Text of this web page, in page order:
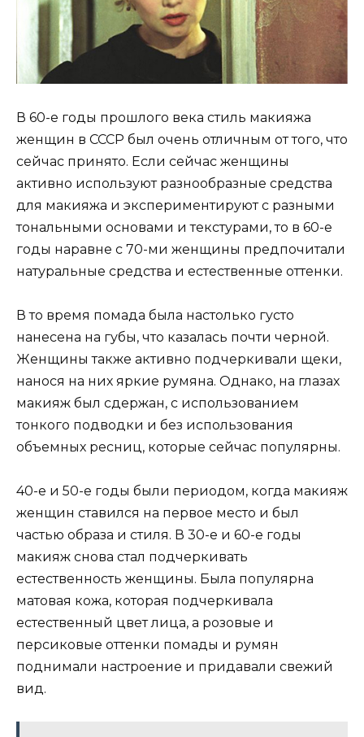
В 60-е годы прошлого века стиль макияжа
женщин в СССР был очень отличным от того, что
сейчас принято. Если сейчас женщины
активно используют разнообразные средства
для макияжа и экспериментируют с разными
тональными основами и текстурами, то в 60-е
годы наравне с 70-ми женщины предпочитали
натуральные средства и естественные оттенки.
В то время помада была настолько густо
нанесена на губы, что казалась почти черной.
Женщины также активно подчеркивали щеки,
нанося на них яркие румяна. Однако, на глазах
макияж был сдержан, с использованием
тонкого подводки и без использования
объемных ресниц, которые сейчас популярны.
40-е и 50-е годы были периодом, когда макияж
женщин ставился на первое место и был
частью образа и стиля. В 30-е и 60-е годы
макияж снова стал подчеркивать
естественность женщины. Была популярна
матовая кожа, которая подчеркивала
естественный цвет лица, а розовые и
персиковые оттенки помады и румян
поднимали настроение и придавали свежий
вид.